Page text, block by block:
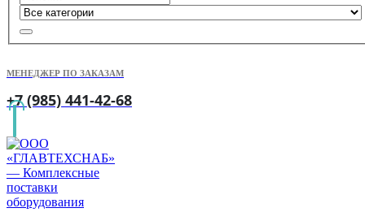
МЕНЕДЖЕР ПО ЗАКАЗАМ
+7 (985) 441-42-68